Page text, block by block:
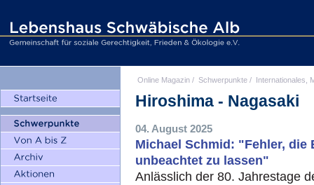
Online Magazin / Schwerpunkte / Internationales,
Hiroshima - Nagasaki
04. August 2025
Michael Schmid: "Fehler, die
unbeachtet zu lassen"
Anlässlich der 80. Jahrestage